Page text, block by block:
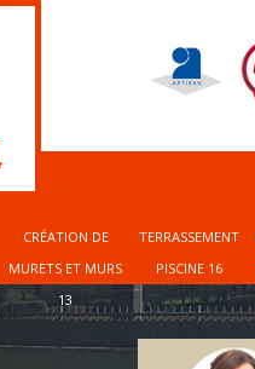
CRÉATION DE
MURETS ET MURS
13
TERRASSEMENT
PISCINE 16